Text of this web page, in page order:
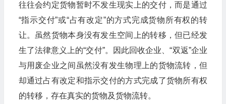
往往会约定货物暂时不发生现实上的交付，而是通过
“指示交付”或“占有改定”的方式完成货物所有权的转
让。虽然货物本身没有发生空间上的转移，但已经发
生了法律意义上的“交付”。因此回收企业、“双返”企业
与用废企业之间虽然没有发生物理上的货物流转，但
却通过占有改定和指示交付的方式完成了货物所有权
的转移，存在真实的货物及货物流转。